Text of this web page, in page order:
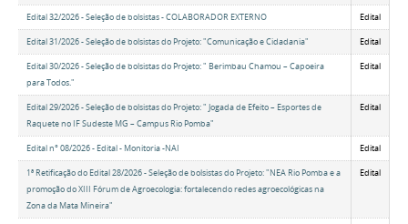
Edital 32/2026 - Seleção de bolsistas - COLABORADOR EXTERNO Edital
Edital 31/2026 - Seleção de bolsistas do Projeto: "Comunicação e Cidadania" Edital
Edital 30/2026 - Seleção de bolsistas do Projeto: " Berimbau Chamou – Capoeira
para Todos."
Edital
Edital 29/2026 - Seleção de bolsistas do Projeto: " Jogada de Efeito – Esportes de
Raquete no IF Sudeste MG – Campus Rio Pomba"
Edital
Edital n° 08/2026 - Edital - Monitoria -NAI Edital
1ª Retificação do Edital 28/2026 - Seleção de bolsistas do Projeto: "NEA Rio Pomba e a
promoção do XIII Fórum de Agroecologia: fortalecendo redes agroecológicas na
Zona da Mata Mineira"
Edital